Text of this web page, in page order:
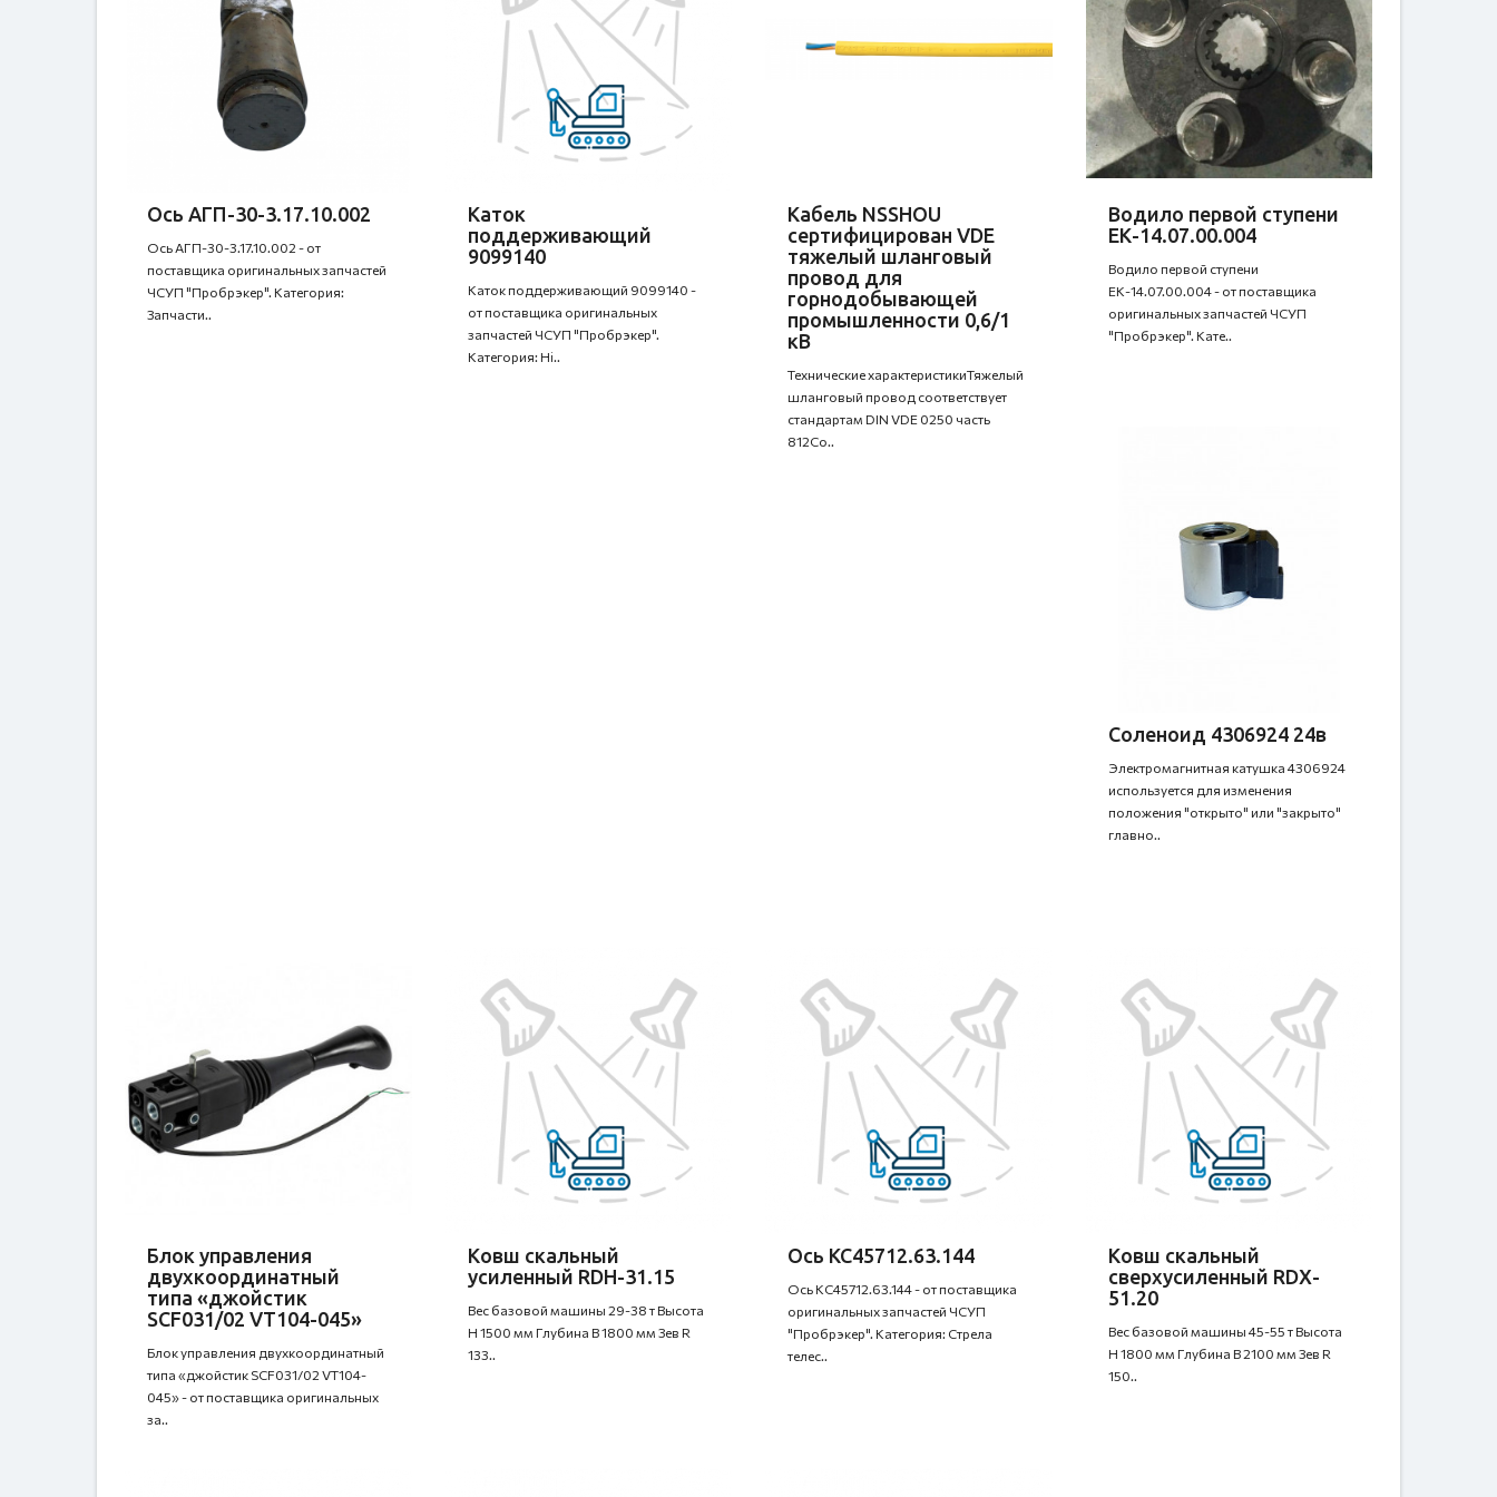
Ось АГП-30-3.17.10.002
Ось АГП-30-3.17.10.002 - от
поставщика оригинальных запчастей
ЧСУП "Пробрэкер". Категория:
Запчасти..
Каток
поддерживающий
9099140
Каток поддерживающий 9099140 -
от поставщика оригинальных
запчастей ЧСУП "Пробрэкер".
Категория: Hi..
Кабель NSSHOU
сертифицирован VDE
тяжелый шланговый
провод для
горнодобывающей
промышленности 0,6/1
кВ
Технические характеристикиТяжелый
шланговый провод соответствует
стандартам DIN VDE 0250 часть
812Со..
Водило первой ступени
ЕК-14.07.00.004
Водило первой ступени
ЕК-14.07.00.004 - от поставщика
оригинальных запчастей ЧСУП
"Пробрэкер". Кате..
Соленоид 4306924 24в
Электромагнитная катушка 4306924
используется для изменения
положения "открыто" или "закрыто"
главно..
Блок управления
двухкоординатный
типа «джойстик
SCF031/02 VT104-045»
Блок управления двухкоординатный
типа «джойстик SCF031/02 VT104-
045» - от поставщика оригинальных
за..
Ковш скальный
усиленный RDH-31.15
Вес базовой машины 29-38 т Высота
H 1500 мм Глубина B 1800 мм Зев R
133..
Ось КС45712.63.144
Ось КС45712.63.144 - от поставщика
оригинальных запчастей ЧСУП
"Пробрэкер". Категория: Стрела
телес..
Ковш скальный
сверхусиленный RDX-
51.20
Вес базовой машины 45-55 т Высота
H 1800 мм Глубина B 2100 мм Зев R
150..